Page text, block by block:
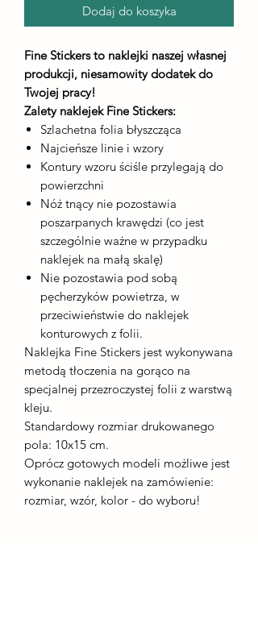
Dodaj do koszyka
Fine Stickers to naklejki naszej własnej
produkcji, niesamowity dodatek do
Twojej pracy!
Zalety naklejek Fine Stickers:
Szlachetna folia błyszcząca
Najcieńsze linie i wzory
Kontury wzoru ściśle przylegają do
powierzchni
Nóż tnący nie pozostawia
poszarpanych krawędzi (co jest
szczególnie ważne w przypadku
naklejek na małą skalę)
Nie pozostawia pod sobą
pęcherzyków powietrza, w
przeciwieństwie do naklejek
konturowych z folii.
Naklejka Fine Stickers jest wykonywana
metodą tłoczenia na gorąco na
specjalnej przezroczystej folii z warstwą
kleju.
Standardowy rozmiar drukowanego
pola: 10x15 cm.
Oprócz gotowych modeli możliwe jest
wykonanie naklejek na zamówienie:
rozmiar, wzór, kolor - do wyboru!